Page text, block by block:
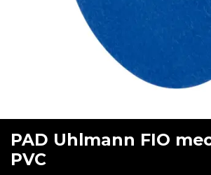
PAD Uhlmann FIO
PVC